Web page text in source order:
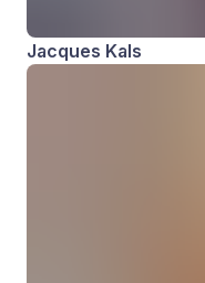
Jacques Kals